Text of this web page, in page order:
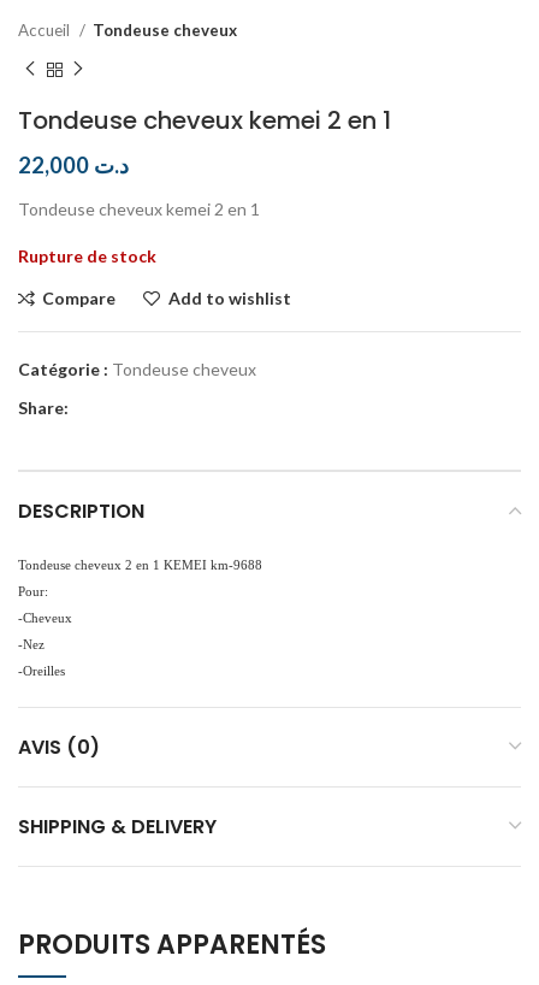
Accueil Tondeuse cheveux
Tondeuse cheveux kemei 2 en 1
د.ت
Tondeuse cheveux kemei 2 en 1
Rupture de stock
Compare Add to wishlist
Catégorie : Tondeuse cheveux
Share:
DESCRIPTION
Tondeuse cheveux 2 en 1 KEMEI km-9688
Pour:
-Cheveux
-Nez
-Oreilles
AVIS (0)
SHIPPING & DELIVERY
PRODUITS APPARENTÉS